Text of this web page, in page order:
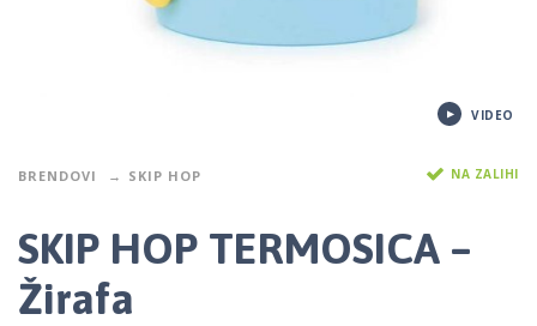
VIDEO
BRENDOVI SKIP HOP NA ZALIHI
SKIP HOP TERMOSICA –
Žirafa